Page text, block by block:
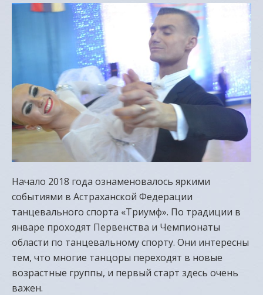
Начало 2018 года ознаменовалось яркими
событиями в Астраханской Федерации
танцевального спорта «Триумф». По традиции в
январе проходят Первенства и Чемпионаты
области по танцевальному спорту. Они интересны
тем, что многие танцоры переходят в новые
возрастные группы, и первый старт здесь очень
важен.